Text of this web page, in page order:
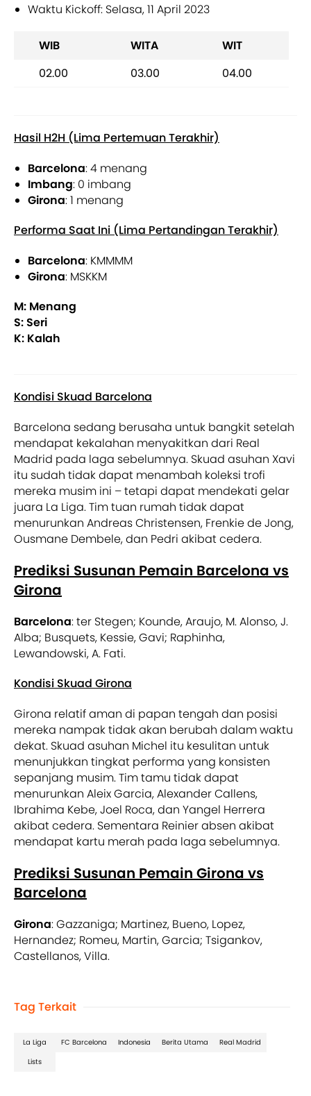
Waktu Kickoff: Selasa, 11 April 2023
WIB WITA
WIT
02.00
03.00 04.00
Hasil H2H (Lima Pertemuan Terakhir)
Barcelona: 4 menang
Imbang: 0 imbang
Girona: 1 menang
Performa Saat Ini (Lima Pertandingan Terakhir)
Barcelona: KMMMM
Girona: MSKKM
M: Menang
S: Seri
K: Kalah
Kondisi Skuad Barcelona
Barcelona sedang berusaha untuk bangkit setelah
mendapat kekalahan menyakitkan dari Real
Madrid pada laga sebelumnya. Skuad asuhan Xavi
itu sudah tidak dapat menambah koleksi trofi
mereka musim ini – tetapi dapat mendekati gelar
juara La Liga. Tim tuan rumah tidak dapat
menurunkan Andreas Christensen, Frenkie de Jong,
Ousmane Dembele, dan Pedri akibat cedera.
Prediksi Susunan Pemain Barcelona vs
Girona
Barcelona: ter Stegen; Kounde, Araujo, M. Alonso, J.
Alba; Busquets, Kessie, Gavi; Raphinha,
Lewandowski, A. Fati.
Kondisi Skuad Girona
Girona relatif aman di papan tengah dan posisi
mereka nampak tidak akan berubah dalam waktu
dekat. Skuad asuhan Michel itu kesulitan untuk
menunjukkan tingkat performa yang konsisten
sepanjang musim. Tim tamu tidak dapat
menurunkan Aleix Garcia, Alexander Callens,
Ibrahima Kebe, Joel Roca, dan Yangel Herrera
akibat cedera. Sementara Reinier absen akibat
mendapat kartu merah pada laga sebelumnya.
Prediksi Susunan Pemain Girona vs
Barcelona
Girona: Gazzaniga; Martinez, Bueno, Lopez,
Hernandez; Romeu, Martin, Garcia; Tsigankov,
Castellanos, Villa.
Tag Terkait
La Liga FC Barcelona Indonesia Berita Utama
Real Madrid
Lists